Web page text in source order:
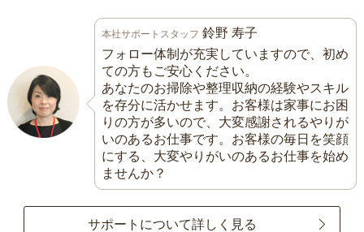
本社サポートスタッフ 鈴野 寿子
フォロー体制が充実していますので、初め
ての方もご安心ください。
あなたのお掃除や整理収納の経験やスキル
を存分に活かせます。お客様は家事にお困
りの方が多いので、大変感謝されるやりが
いのあるお仕事です。お客様の毎日を笑顔
にする、大変やりがいのあるお仕事を始め
ませんか？
サポートについて詳しく見る